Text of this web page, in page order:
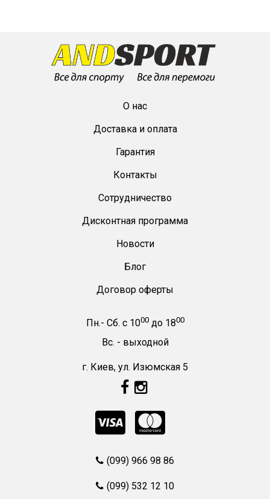
О нас
Доставка и оплата
Гарантия
Контакты
Сотрудничество
Дисконтная программа
Новости
Блог
Договор оферты
Пн.- Сб. с1000 до1800
Вс. - выходной
г. Киев, ул. Изюмская 5
(099) 966 98 86
(099) 532 12 10